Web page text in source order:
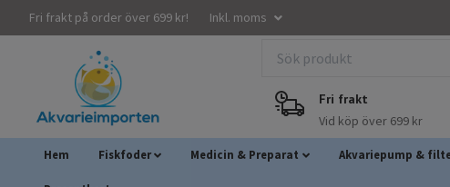
Fri frakt på order över 699 kr! Inkl. moms
Fri frakt
Vid köp över 699 kr
Hem Fiskfoder Medicin & Preparat Akvariepump &